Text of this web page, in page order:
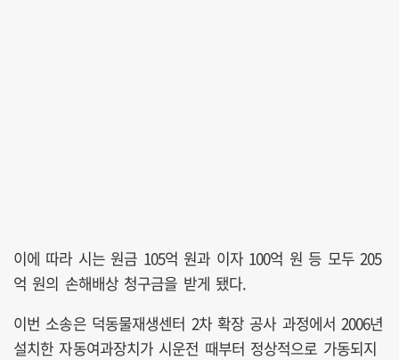
이에 따라 시는 원금 105억 원과 이자 100억 원 등 모두 205
억 원의 손해배상 청구금을 받게 됐다.
이번 소송은 덕동물재생센터 2차 확장 공사 과정에서 2006년
설치한 자동여과장치가 시운전 때부터 정상적으로 가동되지